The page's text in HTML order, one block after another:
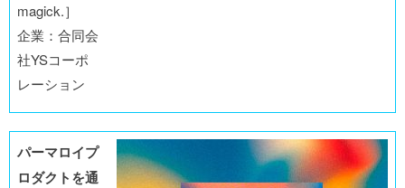
magick.］
企業：合同会
社YSコーポ
レーション
パーマロイプ
ロダクトを通